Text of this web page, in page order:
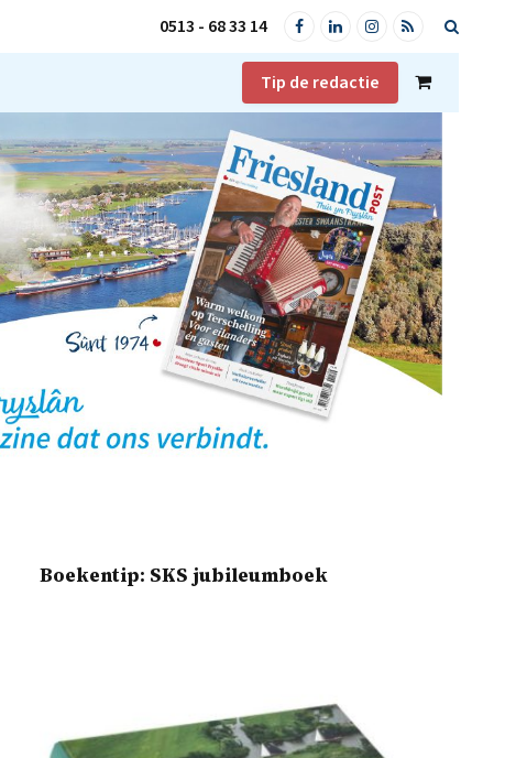
0513 - 68 33 14 FacebookLinkedInInstagram
RSS
Tip de redactie
Shopping
Cart
Boekentip: SKS jubileumboek